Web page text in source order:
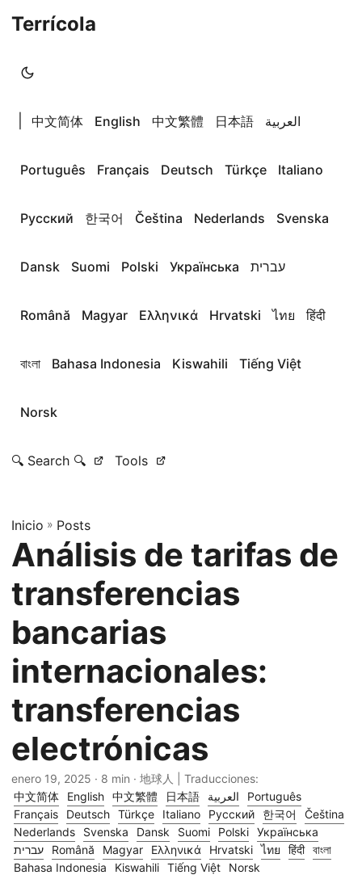
Terrícola
中文简体 English 中文繁體 日本語 العربية
Português Français Deutsch Türkçe Italiano
Русский 한국어 Čeština Nederlands Svenska
Dansk Suomi Polski Українська עברית
Română Magyar Ελληνικά Hrvatski ไทย हिंदी
বাংলা Bahasa Indonesia Kiswahili Tiếng Việt
Norsk
🔍 Search 🔍 Tools
Inicio » Posts
Análisis de tarifas de
transferencias
bancarias
internacionales:
transferencias
electrónicas
enero 19, 2025 · 8 min · 地球人 | Traducciones:
中文简体
English 中文繁體 日本語 العربية
Português
Français
Deutsch Türkçe Italiano Русский 한국어
Čeština
Nederlands
Svenska Dansk Suomi Polski Українська
עברית
Română Magyar Ελληνικά Hrvatski ไทย हिंदी বাংলা
Bahasa Indonesia
Kiswahili Tiếng Việt Norsk